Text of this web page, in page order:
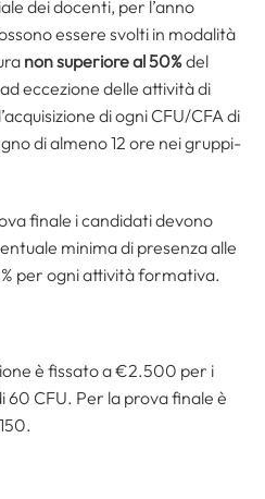
dei docenti, per l’anno
essere svolti in modalità
non superiore al 50%del
eccezione delle attività di
di ogni CFU/CFA di
di almeno 12 ore nei gruppi-
finale i candidati devono
minima di presenza alle
per ogni attività formativa.
è fissato a €2.500 per i
60 CFU. Per la prova finale è